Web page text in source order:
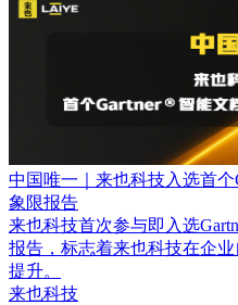
中国唯一｜来也科技入选首
象限报告
来也科技首次参与即入选
报告，标志着来也科技在企
提升。
来也科技